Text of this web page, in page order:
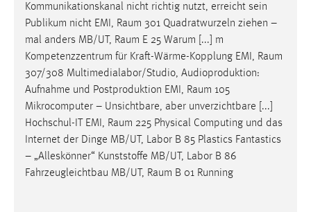
Kommunikationskanal nicht richtig nutzt, erreicht sein
Publikum nicht EMI, Raum 301 Quadratwurzeln ziehen –
mal anders MB/UT, Raum E 25 Warum [...] m
Kompetenzzentrum für Kraft-Wärme-Kopplung EMI, Raum
307/308 Multimedialabor/Studio, Audioproduktion:
Aufnahme und Postproduktion EMI, Raum 105
Mikrocomputer – Unsichtbare, aber unverzichtbare [...]
Hochschul-IT EMI, Raum 225 Physical Computing und das
Internet der Dinge MB/UT, Labor B 85 Plastics Fantastics
– „Alleskönner“ Kunststoffe MB/UT, Labor B 86
Fahrzeugleichtbau MB/UT, Raum B 01 Running